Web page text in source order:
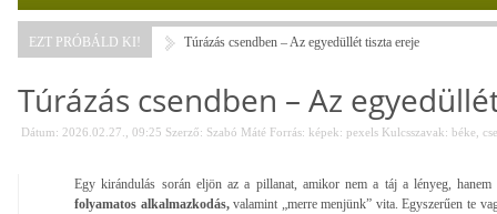
EZT PRÓBÁLD KI! Túrázás csendben – Az egyedüllét tiszta ereje
Túrázás csendben – Az
Dátum: 2026.02.27., 09:25 Szerző: Szabó Máté Forrás: képek: pexels Kulcsszavak: béke
Egy kirándulás során eljön az a pillanat, amikor nem a táj a lényeg,
folyamatos alkalmazkodás,valamint „merre menjünk” vita. Egyszerűen te